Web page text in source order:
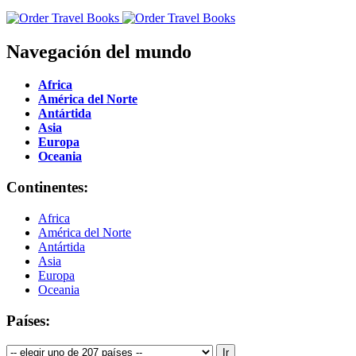
Navegación del mundo
Africa
América del Norte
Antártida
Asia
Europa
Oceania
Continentes:
Africa
América del Norte
Antártida
Asia
Europa
Oceania
Países: